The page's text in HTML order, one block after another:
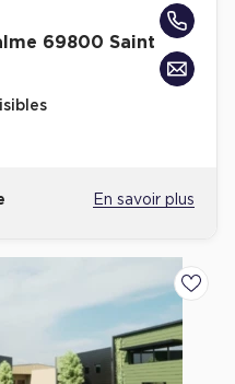
69800 Saint
En savoir plus